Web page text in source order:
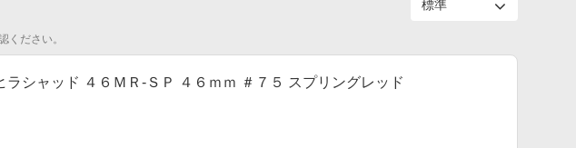
ください。
シャッド ４６ＭＲ-ＳＰ ４６ｍｍ ＃７５ スプリングレッド